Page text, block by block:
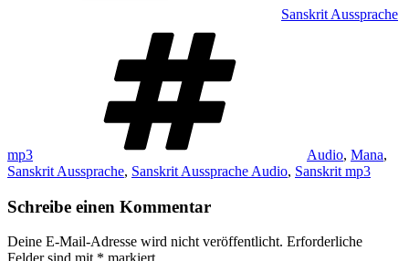
Sanskrit Aussprache
mp3 Audio, Mana,
Sanskrit Aussprache, Sanskrit Aussprache Audio, Sanskrit mp3
Schreibe einen Kommentar
Deine E-Mail-Adresse wird nicht veröffentlicht. Erforderliche